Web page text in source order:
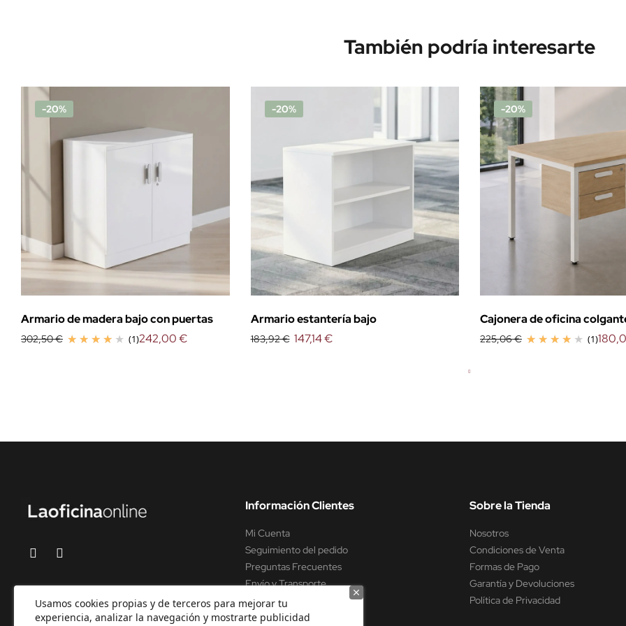
También podría interesarte
-20%
Armario de madera bajo con puertas
302,50 € (1)242,00 €
-20%
Armario estantería bajo
183,92 € 147,14 €
-20%
Cajonera de oficina
225,06 € (1)
Usamos cookies propias y de terceros para mejorar tu
experiencia, analizar la navegación y mostrarte publicidad
Información Clientes
Mi Cuenta
Seguimiento del pedido
Preguntas Frecuentes
Envío y Transporte
Soporte y asistencia
Sobre la Tienda
Nosotros
Condiciones de Venta
Formas de Pago
Garantía y Devoluciones
Política de Privacidad